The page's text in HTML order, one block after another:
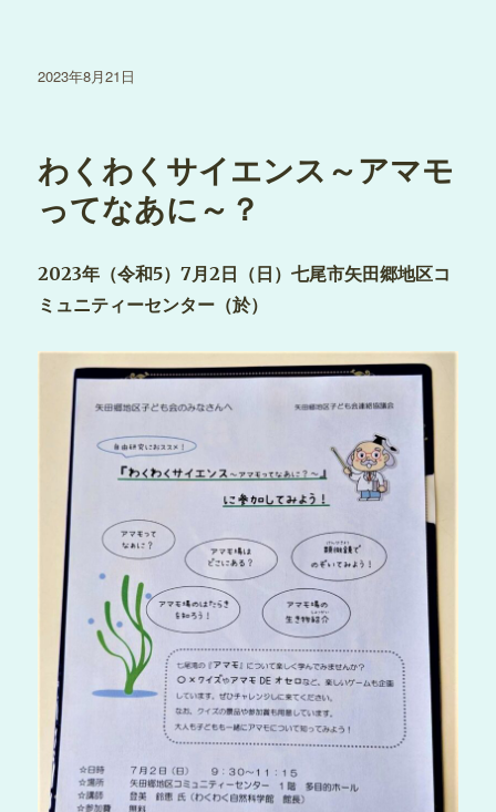
投
2023年8月21日
わくわくサイエンス～アマモ
ってなあに～？
2023年（令和5）7月2日（日）七尾市矢田郷地区コ
ミュニティーセンター（於）